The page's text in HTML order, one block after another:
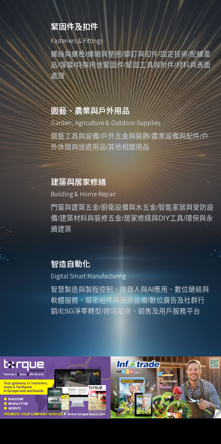
緊固件及扣件
Fasteners & Fittings
螺絲與螺栓/螺帽與墊圈/鉚釘與扣件/固定技術/配線產
品/彈簧/特殊用途緊固件/緊固工具與附件/材料與表面
處理
園藝、農業與戶外用品
Garden, Agriculture & Outdoor Supplies
園藝工具與設備/戶外五金與裝飾/農業設備與配件/戶
外休閒與旅遊用品/其他相關用品
建築與居家修繕
Building & Home Repair
門窗與建築五金/廚衛設備與水五金/智能家居與安防設
備/建築材料與裝修五金/居家修繕與DIY工具/環保與永
續建築
智造自動化
Digital Smart Manufacturing
智慧製造與製程控制、機器人與AI應用、數位鏈結與
軟體服務、精密組件與廠房設備/數位廣告及社群行
銷/ESG淨零轉型/跨境電商、銷售及用戶服務平台